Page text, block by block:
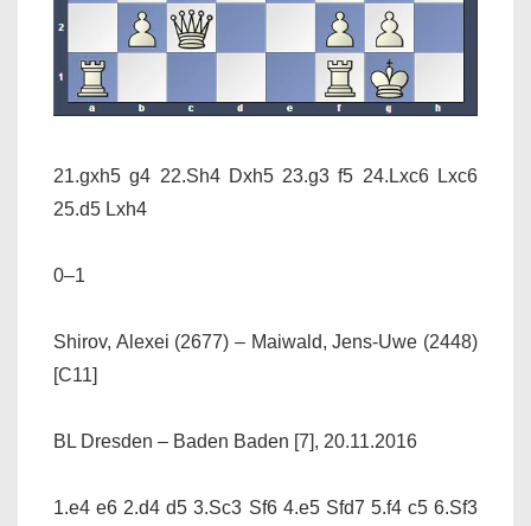
21.gxh5 g4 22.Sh4 Dxh5 23.g3 f5 24.Lxc6 Lxc6
25.d5 Lxh4
0–1
Shirov, Alexei (2677) – Maiwald, Jens-Uwe (2448)
[C11]
BL Dresden – Baden Baden [7], 20.11.2016
1.e4 e6 2.d4 d5 3.Sc3 Sf6 4.e5 Sfd7 5.f4 c5 6.Sf3